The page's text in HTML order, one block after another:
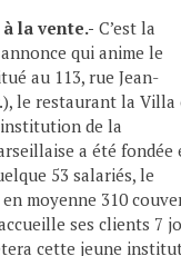
la vente.- C’est la
qui anime le
au 113, rue Jean-
le restaurant la Villa
de la
a été fondée
53 salariés, le
moyenne 310
ses clients 7
cette jeune